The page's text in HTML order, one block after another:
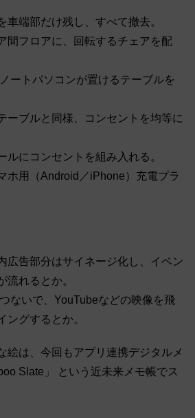
車端部だけ残し、すべて撤去。
間フロアに、回転するチェアを配
ートパソコンが置けるテーブルを
ーブルと同様、コンセントを均等に
ルにコンセントを組み入れる。
ホ用（Android／iPhone）充電プラ
広告部分はサイネージ化し、イベン
流れるとか。
ないで、YouTubeなどの映像を飛
ングするとか。
は、今回もアプリ連携デジタルメ
Slate」 という近未来メモ帳でス